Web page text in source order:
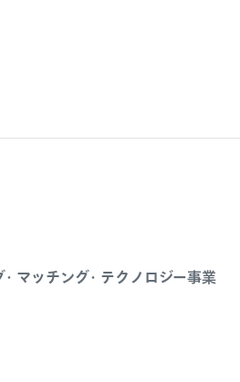
マッチング・テクノロジー事業